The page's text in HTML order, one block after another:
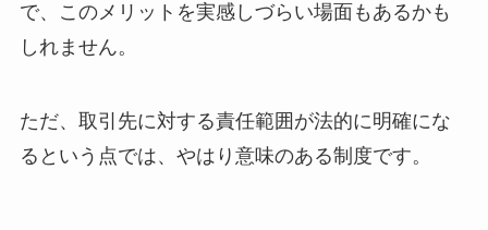
で、このメリットを実感しづらい場面もあるかも
しれません。
ただ、取引先に対する責任範囲が法的に明確にな
るという点では、やはり意味のある制度です。